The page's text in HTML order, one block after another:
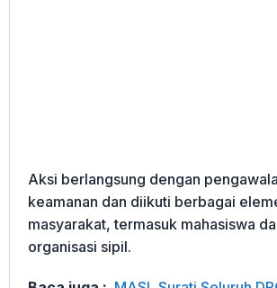
Aksi berlangsung dengan
keamanan dan diikuti berbagai
masyarakat, termasuk mahasiswa
organisasi sipil.